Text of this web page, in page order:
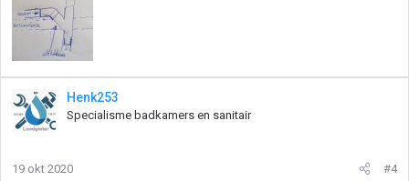
Henk253
Specialisme badkamers en sanitair
19 okt 2020 #4